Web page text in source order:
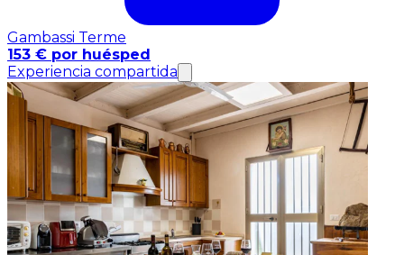
Gambassi Terme
153 € por huésped
Experiencia compartida